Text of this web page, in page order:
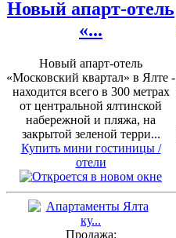
Новый апарт-отель
«...
Новый апарт-отель
«Московский квартал» в Ялте -
находится всего в 300 метрах
от центральной ялтинской
набережной и пляжа, на
закрытой зеленой терри...
Купить мини гостиницы /
отели
Продажа: